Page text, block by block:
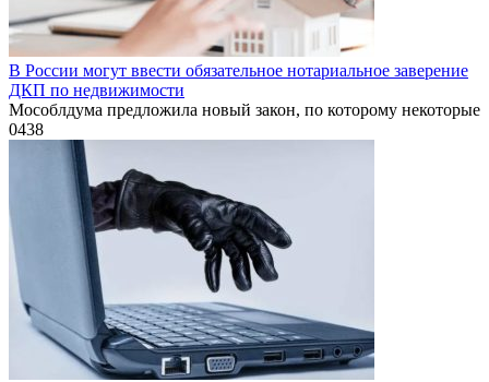
В России могут ввести обязательное нотариальное заверение
ДКП по недвижимости
Мособлдума предложила новый закон, по которому некоторые
0438